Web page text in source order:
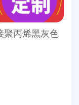
聚丙烯黑灰色